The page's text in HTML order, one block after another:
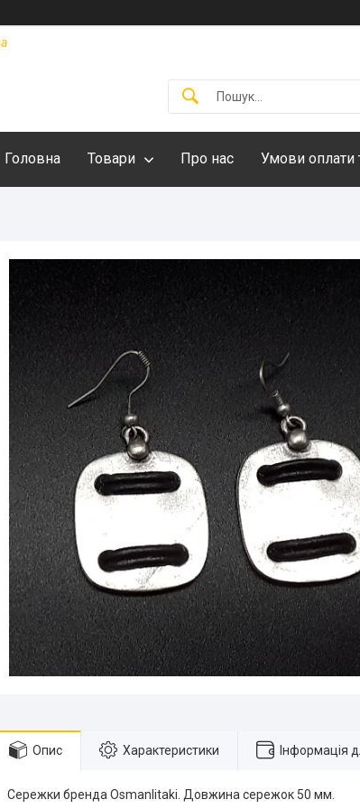
Головна Товари Про нас Умови оплати
Опис Характеристики Інформація
Сережки бренда Osmanlitaki. Довжина сережок 50 мм.